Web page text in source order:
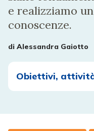
e realizziamo
conoscenze.
di Alessandra Gaiotto
Obiettivi,